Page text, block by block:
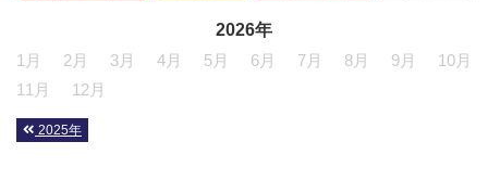
2026年
1月
2月 3月 4月 5月 6月 7月 8月 9月
10月
11月
12月
2025年